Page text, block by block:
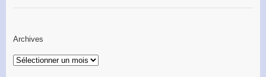
Archives
Archives